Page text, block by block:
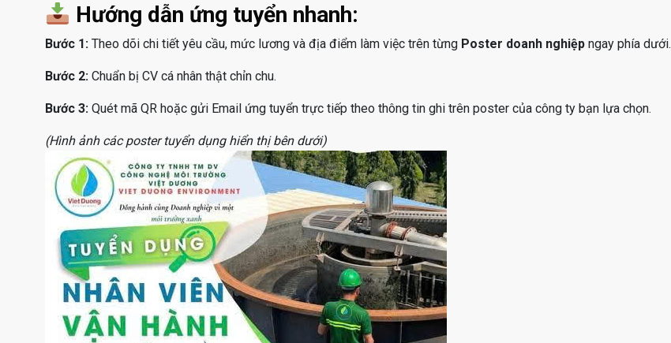
Hướng dẫn ứng tuyển nhanh:
Bước 1: Theo dõi chi tiết yêu cầu, mức lương và địa điểm làm việc trên từng Poster doanh nghiệp ngay phía dưới.
Bước 2: Chuẩn bị CV cá nhân thật chỉn chu.
Bước 3: Quét mã QR hoặc gửi Email ứng tuyển trực tiếp theo thông tin ghi trên poster của công ty bạn lựa chọn.
(Hình ảnh các poster tuyển dụng hiển thị bên dưới)